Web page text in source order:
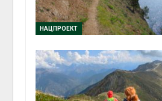
НАЦПРОЕКТ